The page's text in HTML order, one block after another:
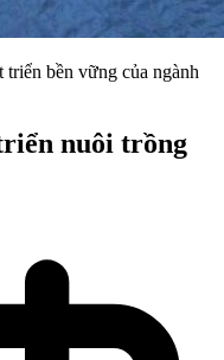
bền vững của ngành
nuôi trồng